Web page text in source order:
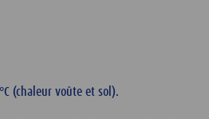
(chaleur voûte et sol).